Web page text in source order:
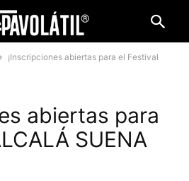
¡Inscripciones abiertas para el Festival
abiertas para
SUENA